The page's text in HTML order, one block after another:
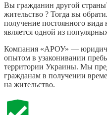
Вы гражданин другой
жительство ? Тогда вы
получение постоянного вида
является одной из
Компания «АРОУ» —
опытом в узаконивании
территории Украины. Мы
гражданам в получении
на жительство.